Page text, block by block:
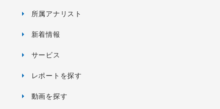
所属アナリスト
新着情報
サービス
レポートを探す
動画を探す